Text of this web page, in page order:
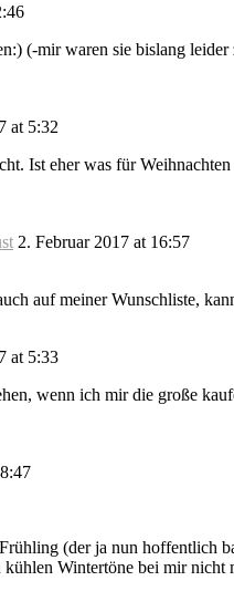
(-mir waren sie bislang
at 5:32
Ist eher was für
2. Februar 2017 at 16:57
auf meiner Wunschliste,
at 5:33
wenn ich mir die große
(der ja nun hoffentlich
Wintertöne bei mir